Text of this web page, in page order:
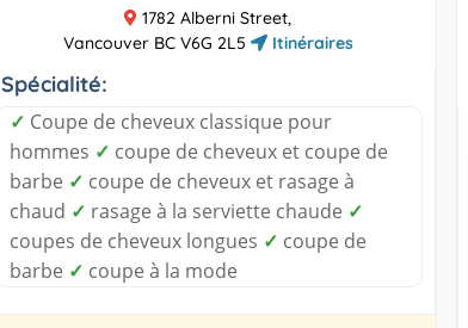
1782 Alberni Street,
Vancouver BC V6G 2L5
Itinéraires
Spécialité:
✓ Coupe de cheveux classique pour
hommes ✓ coupe de cheveux et coupe de
barbe ✓ coupe de cheveux et rasage à
chaud ✓ rasage à la serviette chaude ✓
coupes de cheveux longues ✓ coupe de
barbe ✓ coupe à la mode